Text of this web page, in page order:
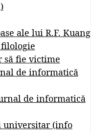
ale lui R.F. Kuang
să fie victime
de informatică
de informatică
universitar (info